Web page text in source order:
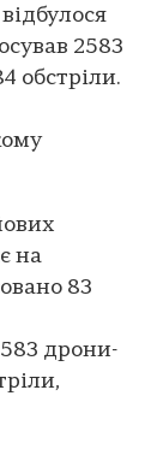
2583
обстріли.
на
83
дрони-